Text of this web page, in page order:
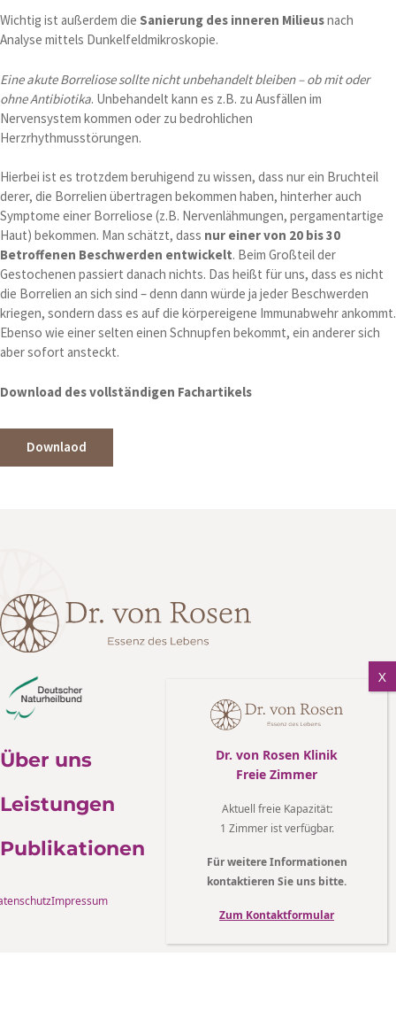
Wichtig ist außerdem die Sanierung des inneren Milieusnach
Analyse mittels Dunkelfeldmikroskopie.
Eine akute Borreliose sollte nicht unbehandelt bleiben – ob mit oder
ohne Antibiotika. Unbehandelt kann es z.B. zu Ausfällen im
Nervensystem kommen oder zu bedrohlichen
Herzrhythmusstörungen.
Hierbei ist es trotzdem beruhigend zu wissen, dass nur ein Bruchteil
derer, die Borrelien übertragen bekommen haben, hinterher auch
Symptome einer Borreliose (z.B. Nervenlähmungen, pergamentartige
Haut) bekommen. Man schätzt, dass nur einer von 20 bis 30
Betroffenen Beschwerden entwickelt. Beim Großteil der
Gestochenen passiert danach nichts. Das heißt für uns, dass es nicht
die Borrelien an sich sind – denn dann würde ja jeder Beschwerden
kriegen, sondern dass es auf die körpereigene Immunabwehr ankommt.
Ebenso wie einer selten einen Schnupfen bekommt, ein anderer sich
aber sofort ansteckt.
Download des vollständigen Fachartikels
Downlaod
Über uns
Leistungen
Publikationen
Impressum
Dr. von Rosen Klinik
Freie Zimmer
Aktuell freie Kapazität:
1 Zimmer ist verfügbar.
Für weitere Informationen
kontaktieren Sie uns bitte.
Zum Kontaktformular